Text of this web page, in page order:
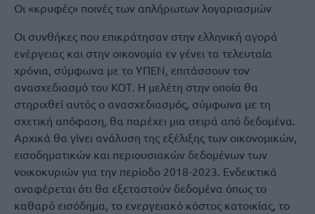
Οι «κρυφές» ποινές των απλήρωτων λογαριασμών
Οι συνθήκες που επικράτησαν στην ελληνική αγορά
ενέργειας και στην οικονομία εν γένει τα τελευταία
χρόνια, σύμφωνα με το ΥΠΕΝ, επιτάσσουν τον
ανασχεδιασμό του ΚΟΤ. Η μελέτη στην οποία θα
στηριχθεί αυτός ο ανασχεδιασμός, σύμφωνα με τη
σχετική απόφαση, θα παρέχει μια σειρά από δεδομένα.
Αρχικά θα γίνει ανάλυση της εξέλιξης των οικονομικών,
εισοδηματικών και περιουσιακών δεδομένων των
νοικοκυριών για την περίοδο 2018-2023. Ενδεικτικά
αναφέρεται ότι θα εξεταστούν δεδομένα όπως το
καθαρό εισόδημα, το ενεργειακό κόστος κατοικίας, το